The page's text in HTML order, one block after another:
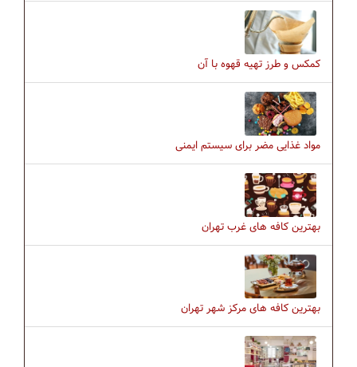
کمکس و طرز تهیه قهوه با آن
مواد غذایی مضر برای سیستم ایمنی
بهترین کافه های غرب تهران
بهترین کافه های مرکز شهر تهران